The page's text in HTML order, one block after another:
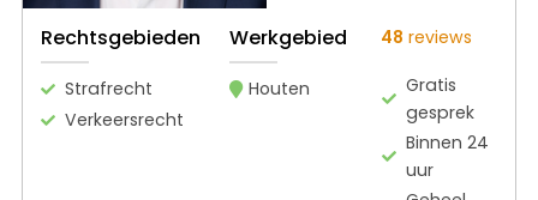
Rechtsgebieden
Strafrecht
Verkeersrecht
Werkgebied
Houten
48 reviews
Gratis
gesprek
Binnen 24
uur